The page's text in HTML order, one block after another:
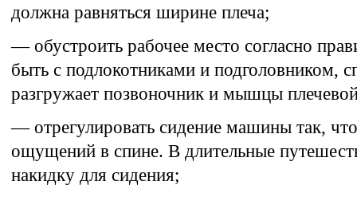
должна равняться ширине плеча;
— обустроить рабочее место согласно
быть с подлокотниками и подголовником,
разгружает позвоночник и мышцы
— отрегулировать сидение машины так,
ощущений в спине. В длительные
накидку для сидения;